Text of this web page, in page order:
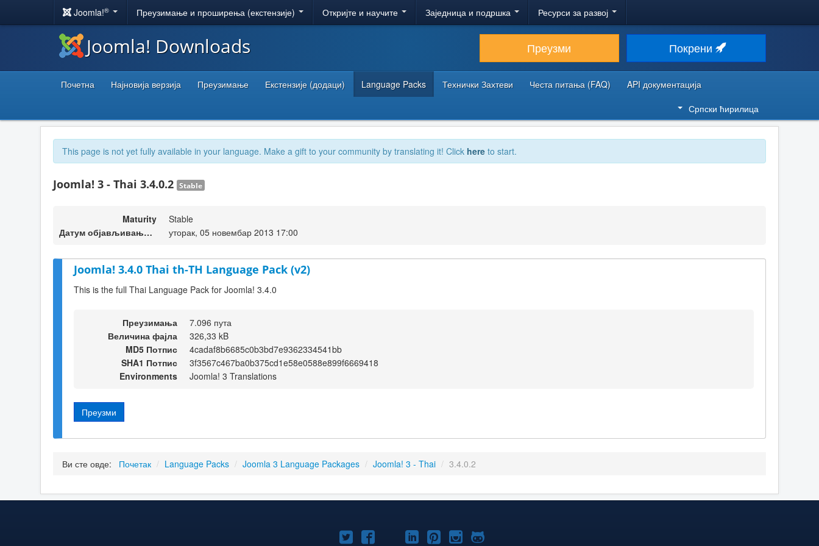
Joomla!® Преузимање и проширења (екстензије) Откријте и научите Заједница и подршка Ресурси за развој
Joomla! Downloads Преузми Покрени
Почетна Најновија верзија Преузимање Екстензије (додаци) Language Packs Технички Захтеви Честа питања (FAQ)
API документација
Српски ћирилица
This page is not yet fully available in your language. Make a gift to your community by translating it! Click here to start.
Joomla! 3 - Thai 3.4.0.2 Stable
Maturity
Stable
Датум објављивања верзије
уторак, 05 новембар 2013 17:00
Joomla! 3.4.0 Thai th-TH Language Pack (v2)
This is the full Thai Language Pack for Joomla! 3.4.0
Преузимања
7.096 пута
Величина фајла
326,33 kB
MD5 Потпис
4cadaf8b6685c0b3bd7e9362334541bb
SHA1 Потпис
3f3567c467ba0b375cd1e58e0588e899f6669418
Environments
Joomla! 3 Translations
Преузми
Ви сте овде: Почетак / Language Packs / Joomla 3 Language Packages / Joomla! 3 - Thai / 3.4.0.2
Joomla!Joomla!Joomla!
Joomla!Joomla!
Joomla!Joomla!